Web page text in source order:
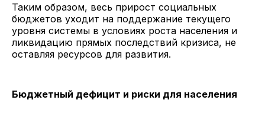
Таким образом, весь прирост социальных
бюджетов уходит на поддержание текущего
уровня системы в условиях роста населения и
ликвидацию прямых последствий кризиса, не
оставляя ресурсов для развития.
Бюджетный дефицит и риски для населения